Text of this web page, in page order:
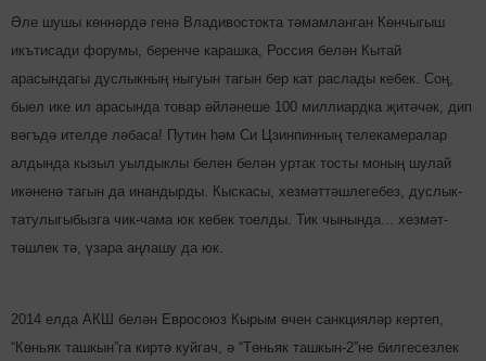
Әле шушы көннәрдә генә Владивостокта тәмам­ланган Көнчыгыш
икътисади форумы, беренче карашка, Россия белән Кытай
арасындагы дуслыкның ныгуын тагын бер кат раслады кебек. Соң,
быел ике ил арасында товар әйләнеше 100 миллиардка җитәчәк, дип
вәгъдә ителде ләбаса! Путин һәм Си Цзинпинның телекамералар
алдында кызыл уылдыклы белен белән уртак тосты моның шулай
икәненә тагын да инандырды. Кыскасы, хезмәттәш­­легебез, дуслык-
татулыгы­быз­га чик-чама юк кебек тоелды. Тик чынында... хез­мәт­
тәшлек тә, үзара аңлашу да юк.
2014 елда АКШ белән Евросоюз Кырым өчен санк­цияләр кертеп,
“Көньяк таш­кын”га киртә куйгач, ә “Төньяк ташкын-2”не билгесезлек